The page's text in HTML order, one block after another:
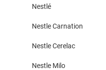
Nestlé
Nestle Carnation
Nestle Cerelac
Nestle Milo